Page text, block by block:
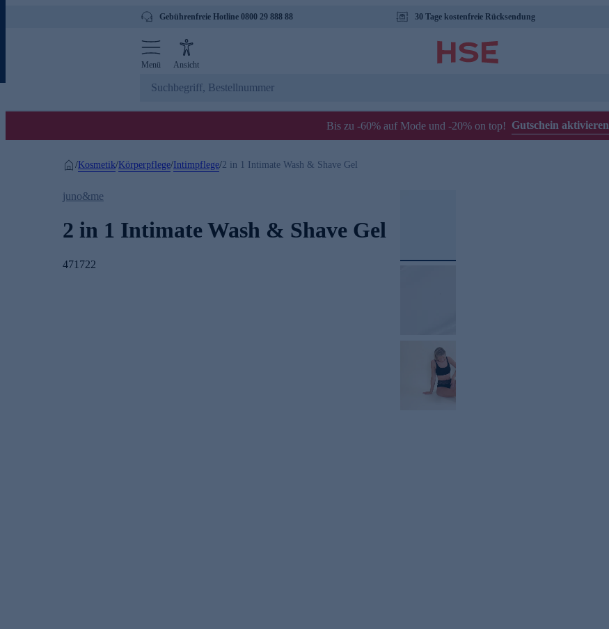
Gebührenfreie Hotline 0800 29 888 88 30 Tage kostenfreie Rücksendung
Menü Ansicht
Bis zu -60% auf Mode und -20% on top! Gutschein aktivieren
/Kosmetik/Körperpflege/Intimpflege/2 in 1 Intimate Wash & Shave Gel
juno&me
2 in 1 Intimate Wash & Shave Gel
471722